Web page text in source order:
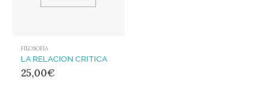
FILOSOFÍA
LA RELACION CRITICA
25,00€